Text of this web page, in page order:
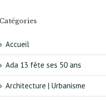
Catégories
Accueil
Ada 13 fête ses 50 ans
Architecture | Urbanisme